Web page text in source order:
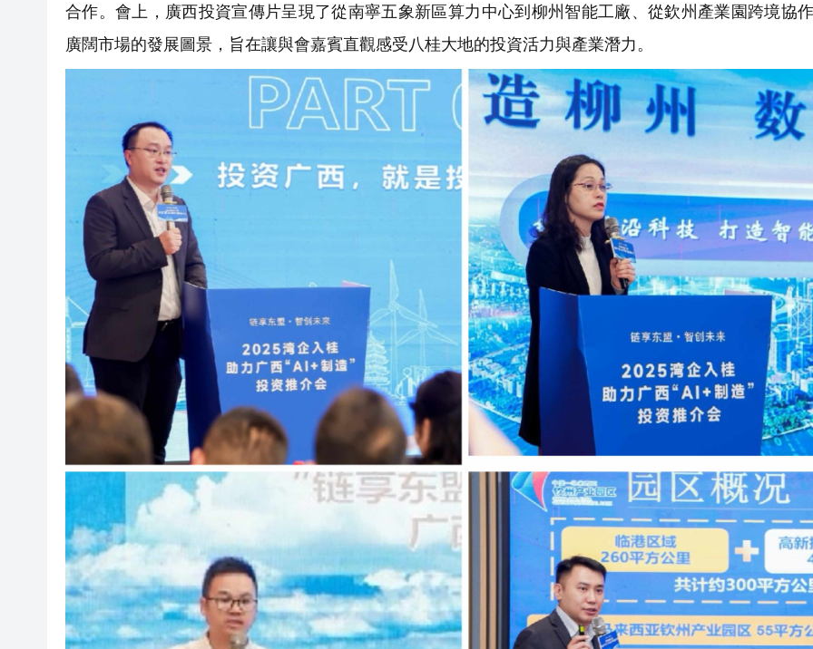
合作。會上，廣西投資宣傳片呈現了從南寧五象新區算力中心到柳州智能工廠、從欽州產業園跨境協
廣闊市場的發展圖景，旨在讓與會嘉賓直觀感受八桂大地的投資活力與產業潛力。